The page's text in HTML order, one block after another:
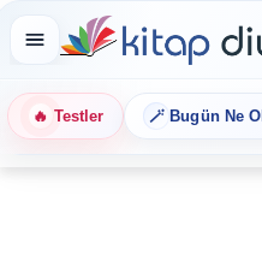
🔥 Testler 🪄 Bugün Ne